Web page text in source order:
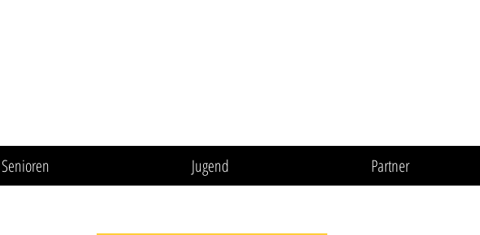
Senioren Jugend Partner